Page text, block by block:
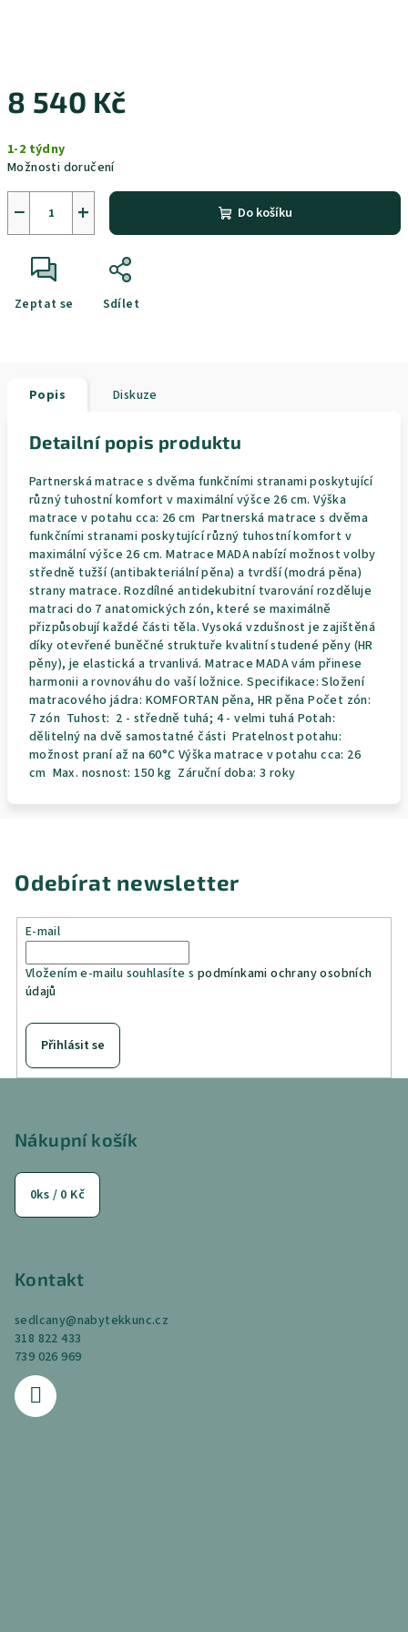
8 540 Kč
cena:
1-2 týdny
Možnosti doručení
+
− Do košíku
Zeptat se Sdílet
Popis Diskuze
Detailní popis produktu
Partnerská matrace s dvěma funkčními stranami poskytující
různý tuhostní komfort v maximální výšce 26 cm. Výška
matrace v potahu cca: 26 cm Partnerská matrace s dvěma
funkčními stranami poskytující různý tuhostní komfort v
maximální výšce 26 cm. Matrace MADA nabízí možnost volby
středně tužší (antibakteriální pěna) a tvrdší (modrá pěna)
strany matrace. Rozdílné antidekubitní tvarování rozděluje
matraci do 7 anatomických zón, které se maximálně
přizpůsobují každé části těla. Vysoká vzdušnost je zajištěná
díky otevřené buněčné struktuře kvalitní studené pěny (HR
pěny), je elastická a trvanlivá. Matrace MADA vám přinese
harmonii a rovnováhu do vaší ložnice. Specifikace: Složení
matracového jádra: KOMFORTAN pěna, HR pěna Počet zón:
7 zón Tuhost: 2 - středně tuhá; 4 - velmi tuhá Potah:
dělitelný na dvě samostatné části Pratelnost potahu:
možnost praní až na 60°C Výška matrace v potahu cca: 26
cm Max. nosnost: 150 kg Záruční doba: 3 roky
Odebírat newsletter
E-mail
Vložením e-mailu souhlasíte s podmínkami ochrany osobních
údajů
Přihlásit se
Nákupní košík
0ks / 0 Kč
Kontakt
sedlcany@nabytekkunc.cz
318 822 433
739 026 969